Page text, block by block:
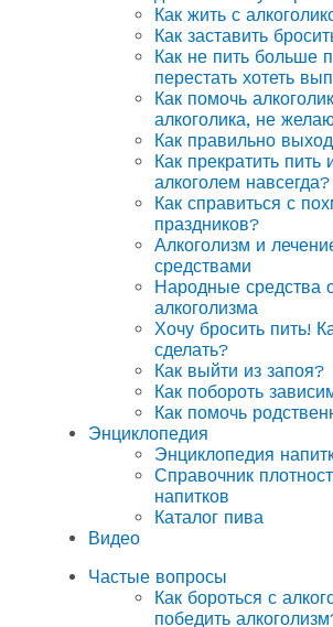
Как жить с
Как заставить
Как не пить больше
перестать хотеть
Как помочь
алкоголика, не
Как правильно
Как прекратить пить
алкоголем навсегда?
Как справиться с
праздников?
Алкоголизм и
средствами
Народные средства
алкоголизма
Хочу бросить пить!
сделать?
Как выйти из запоя?
Как побороть
Как помочь
Энциклопедия
Энциклопедия
Справочник
напитков
Каталог пива
Видео
Частые вопросы
Как бороться с
победить